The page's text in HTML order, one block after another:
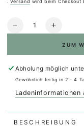
. Versand wird beim Checkout
Verringere
Organic
Sweater
-
Erhöhe
Menge
Organic
Sweater
-
ZUM
Abholung möglich
Gewöhnlich fertig in 2 - 4
Ladeninformationen
BESCHREIBUNG